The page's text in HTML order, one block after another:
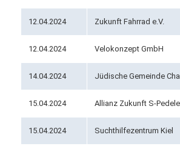
12.04.2024 Zukunft Fahrrad e.V.
12.04.2024 Velokonzept GmbH
14.04.2024 Jüdische Gemeinde
15.04.2024 Allianz Zukunft S-
15.04.2024 Suchthilfezentrum Kiel